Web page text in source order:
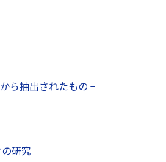
ら抽出されたもの −
研究